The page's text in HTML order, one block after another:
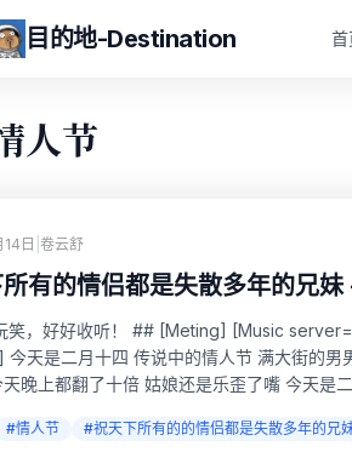
目的地-Destination 首
人节
日 卷云舒
有的情侣都是失散多年的兄
笑，好好收听！ ## [Meting] [Music
天是二月十四 传说中的情人节 满大街的男
晚上都翻了十倍 姑娘还是乐歪了嘴 今天是
#情人节 #祝天下所有的的情侣都是失散多年的兄